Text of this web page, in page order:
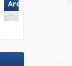
Arosa Lenzerheide